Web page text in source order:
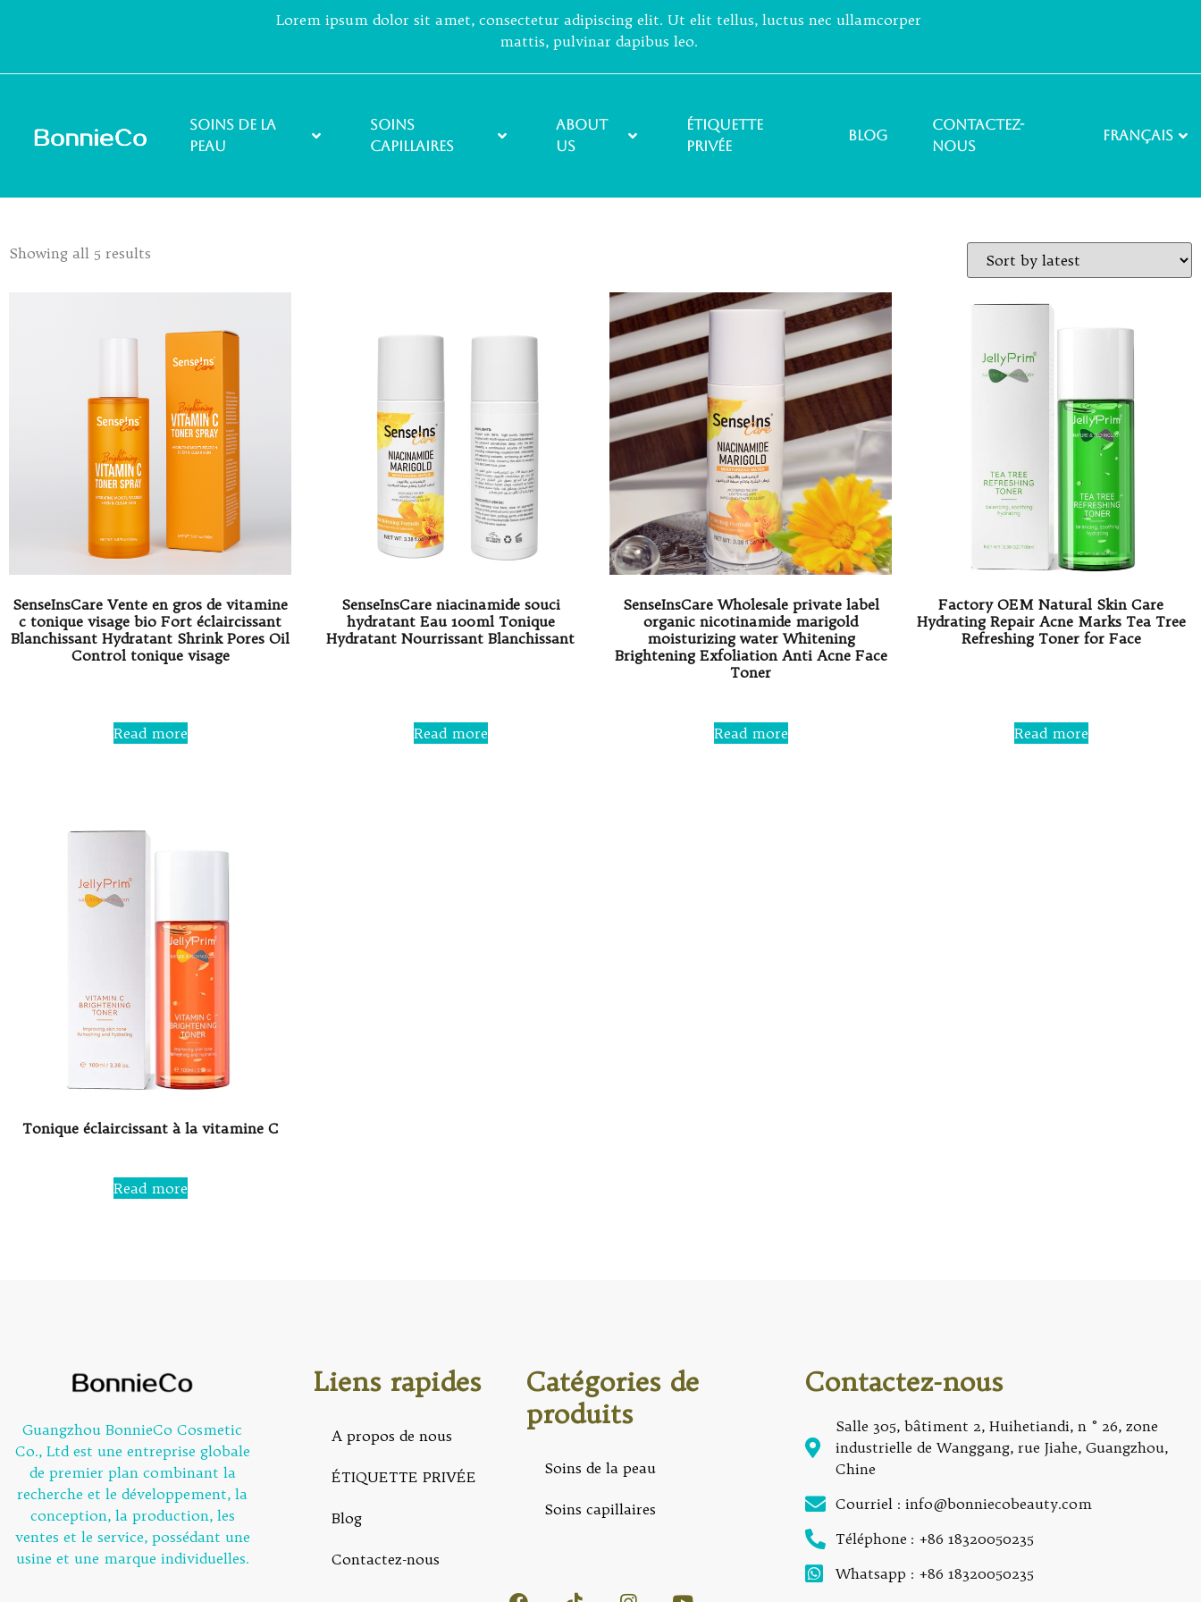
Lorem ipsum dolor sit amet, consectetur adipiscing elit. Ut elit tellus, luctus nec ullamcorper
mattis, pulvinar dapibus leo.
Soins de la
peau
Soins
capillaires
About
Us
ÉTIQUETTE
PRIVÉE
Blog
Contactez-
nous
Français
Showing all 5 results
SenseInsCare Vente en gros de vitamine
c tonique visage bio Fort éclaircissant
Blanchissant Hydratant Shrink Pores Oil
Control tonique visage
of
5
Read more
SenseInsCare niacinamide souci
hydratant Eau 100ml Tonique
Hydratant Nourrissant Blanchissant
5
Read more
SenseInsCare Wholesale private label
organic nicotinamide marigold
moisturizing water Whitening
Brightening Exfoliation Anti Acne Face
Toner
0
out
of
Read more
Factory OEM Natural Skin Care
Hydrating Repair Acne Marks Tea Tree
Refreshing Toner for Face
5
Read more
Tonique éclaircissant à la vitamine C
0
out
of
Read more
Guangzhou BonnieCo Cosmetic
Co., Ltd est une entreprise globale
de premier plan combinant la
recherche et le développement, la
conception, la production, les
ventes et le service, possédant une
usine et une marque individuelles.
Liens rapides
A propos de nous
ÉTIQUETTE PRIVÉE
Blog
Contactez-nous
Catégories de
produits
Soins de la peau
Soins capillaires
Contactez-nous
Salle 305, bâtiment 2, Huihetiandi, n ° 26, zone
industrielle de Wanggang, rue Jiahe, Guangzhou,
Chine
Courriel : info@bonniecobeauty.com
Téléphone : +86 18320050235
Whatsapp : +86 18320050235